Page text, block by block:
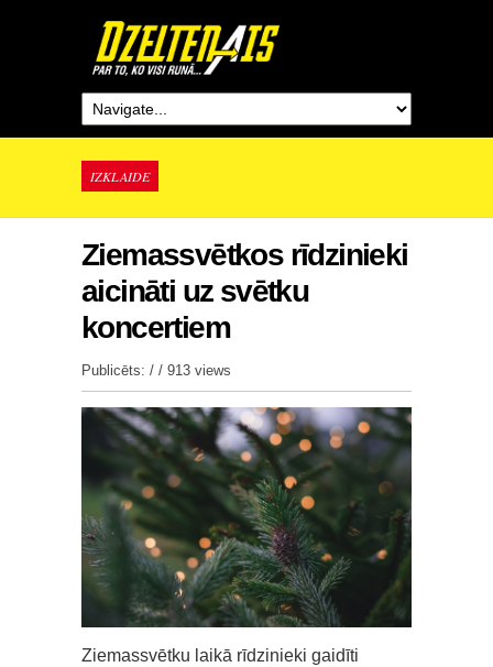
IZKLAIDE
Ziemassvētkos rīdzinieki
aicināti uz svētku
koncertiem
Publicēts: / / 913 views
Ziemassvētku laikā rīdzinieki gaidīti